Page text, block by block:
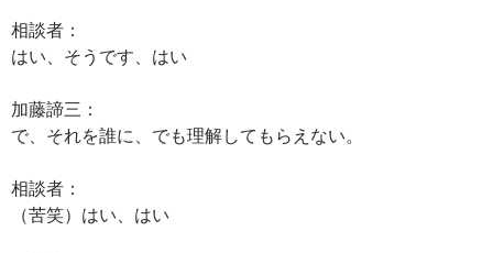
相談者：
はい、そうです、はい
加藤諦三：
で、それを誰に、でも理解してもらえない。
相談者：
（苦笑）はい、はい